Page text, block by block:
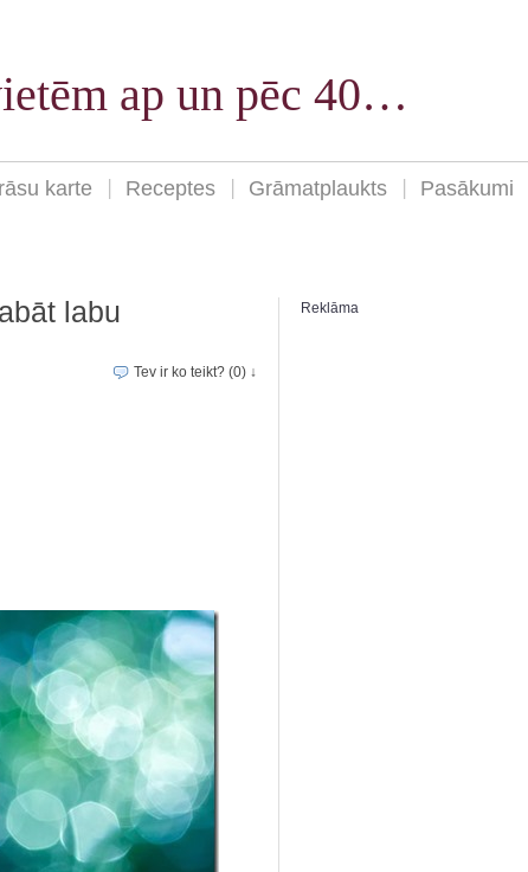
ap un pēc 40…
karte Receptes Grāmatplaukts Pasākumi
labu
Tev ir ko teikt? (0) ↓
Reklāma